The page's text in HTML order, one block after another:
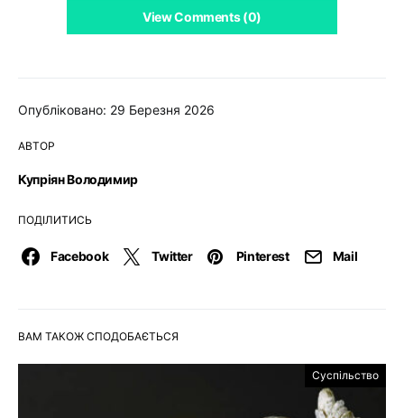
Опубліковано: 29 Березня 2026
АВТОР
Купріян Володимир
ПОДІЛИТИСЬ
Facebook Twitter Pinterest Mail
View Comments (0)
ВАМ ТАКОЖ СПОДОБАЄТЬСЯ
Суспільство